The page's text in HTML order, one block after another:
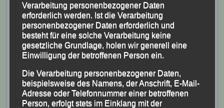
Verarbeitung personenbezogener Daten
erforderlich werden. Ist die Verarbeitung
personenbezogener Daten erforderlich und
besteht für eine solche Verarbeitung keine
gesetzliche Grundlage, holen wir generell eine
Einwilligung der betroffenen Person ein.
Die Verarbeitung personenbezogener Daten,
beispielsweise des Namens, der Anschrift, E-Mail-
Adresse oder Telefonnummer einer betroffenen
Person, erfolgt stets im Einklang mit der